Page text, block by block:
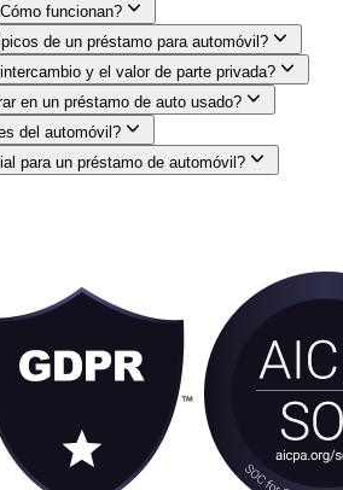
funcionan?
de un préstamo para automóvil?
y el valor de parte privada?
en un préstamo de auto usado?
del automóvil?
para un préstamo de automóvil?